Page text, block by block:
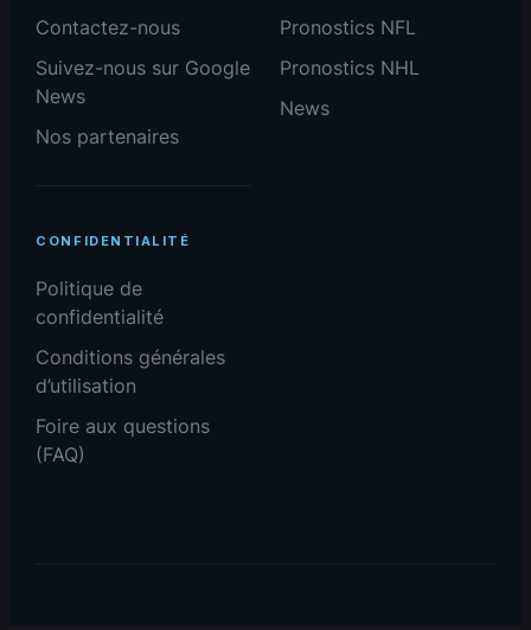
Contactez-nous
Suivez-nous sur Google
News
Nos partenaires
Pronostics NFL
Pronostics NHL
News
CONFIDENTIALITÉ
Politique de
confidentialité
Conditions générales
d’utilisation
Foire aux questions
(FAQ)